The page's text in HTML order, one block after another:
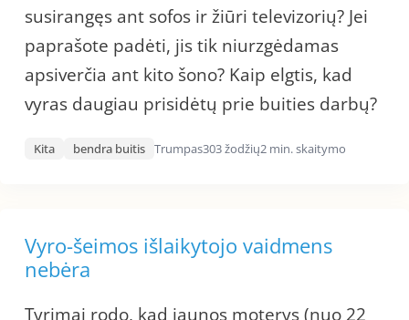
susirangęs ant sofos ir žiūri televizorių? Jei
paprašote padėti, jis tik niurzgėdamas
apsiverčia ant kito šono? Kaip elgtis, kad
vyras daugiau prisidėtų prie buities darbų?
Kita bendra buitis Trumpas303 žodžių2 min. skaitymo
Vyro-šeimos išlaikytojo vaidmens
nebėra
Tyrimai rodo, kad jaunos moterys (nuo 22